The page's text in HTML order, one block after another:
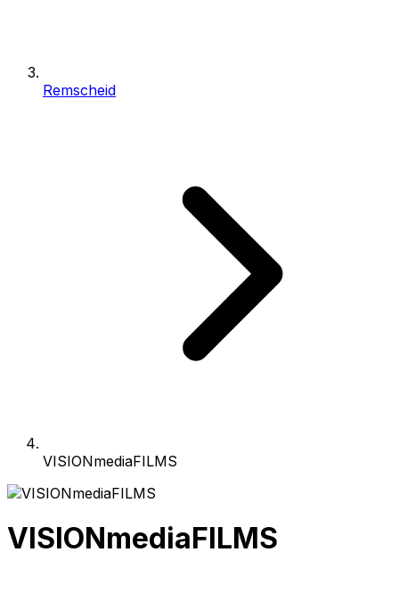
Remscheid
VISIONmediaFILMS
VISIONmediaFILMS